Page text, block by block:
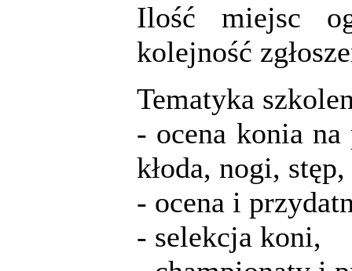
Ilość miejsc
kolejność
Tematyka
- ocena konia
kłoda, nogi, stęp,
- ocena i
- selekcja koni,